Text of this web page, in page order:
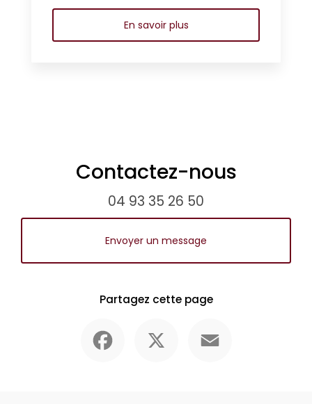
En savoir plus
Contactez-nous
04 93 35 26 50
Envoyer un message
Partagez cette page